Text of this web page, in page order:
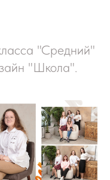
"Средний"
"Школа".